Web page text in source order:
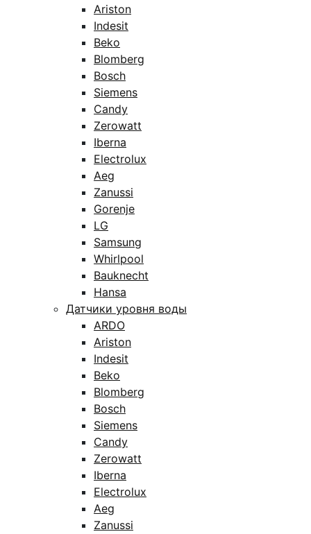
Ariston
Indesit
Beko
Blomberg
Bosch
Siemens
Candy
Zerowatt
Iberna
Electrolux
Aeg
Zanussi
Gorenje
LG
Samsung
Whirlpool
Bauknecht
Hansa
Датчики уровня воды
ARDO
Ariston
Indesit
Beko
Blomberg
Bosch
Siemens
Candy
Zerowatt
Iberna
Electrolux
Aeg
Zanussi